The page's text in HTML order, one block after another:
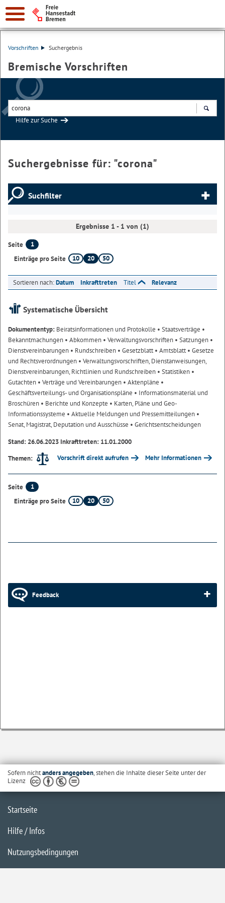
Vorschriften Suchergebnis
Bremische Vorschriften
Hilfe zur Suche
Suchergebnisse für: "corona"
Suchfilter
Ergebnisse 1 - 1 von (1)
Seite
1
Einträge pro Seite
10 20 50
Sortieren nach:Datum Inkrafttreten Titel Relevanz
Systematische Übersicht
Dokumententyp: Beiratsinformationen und Protokolle • Staatsverträge •
Bekanntmachungen • Abkommen • Verwaltungsvorschriften • Satzungen •
Dienstvereinbarungen • Rundschreiben • Gesetzblatt• Amtsblatt• Gesetze
und Rechtsverordnungen • Verwaltungsvorschriften, Dienstanweisungen,
Dienstvereinbarungen, Richtlinien und Rundschreiben • Statistiken •
Gutachten • Verträge und Vereinbarungen • Aktenpläne •
Geschäftsverteilungs- und Organisationspläne • Informationsmaterial und
Broschüren • Berichte und Konzepte • Karten, Pläne und Geo-
Informationssysteme • Aktuelle Meldungen und Pressemitteilungen •
Senat, Magistrat, Deputation und Ausschüsse • Gerichtsentscheidungen
Stand: 26.06.2023 Inkrafttreten: 11.01.2000
Themen:
Vorschrift direkt aufrufen Mehr Informationen
Seite
1
Einträge pro Seite
10 20 50
Feedback
Sofern nichtanders angegeben, stehen die Inhalte dieser Seite unter der
Lizenz
Startseite
Hilfe / Infos
Nutzungsbedingungen